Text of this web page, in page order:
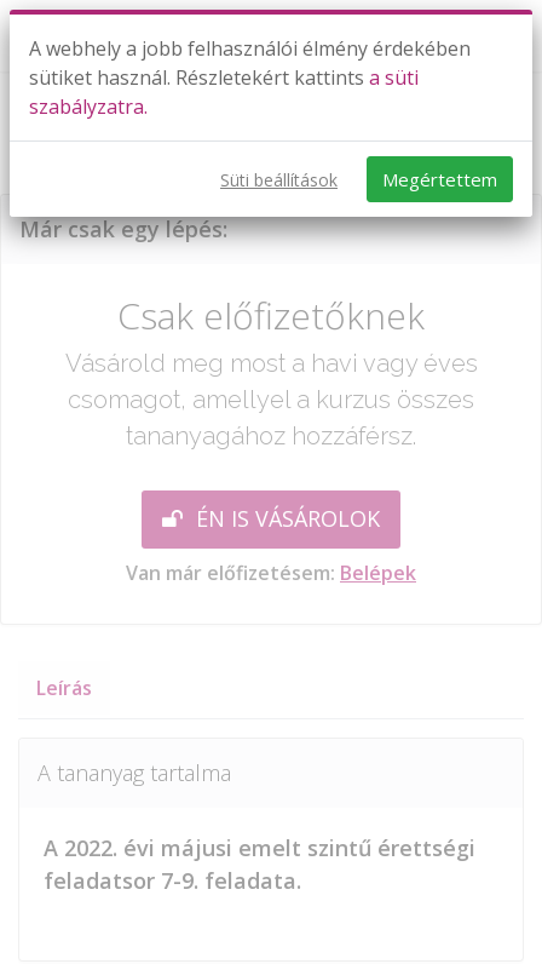
2022. május 7-9. feladat emelt szintű
matek érettségi
Már csak egy lépés:
Csak előfizetőknek
Vásárold meg most a havi vagy éves
csomagot, amellyel a kurzus összes
tananyagához hozzáférsz.
ÉN IS VÁSÁROLOK
Van már előfizetésem: Belépek
Leírás
A tananyag tartalma
A 2022. évi májusi emelt szintű érettségi
feladatsor 7-9. feladata.
A webhely a jobb felhasználói élmény érdekében
sütiket használ. Részletekért kattints a süti
szabályzatra.
Süti beállítások Megértettem